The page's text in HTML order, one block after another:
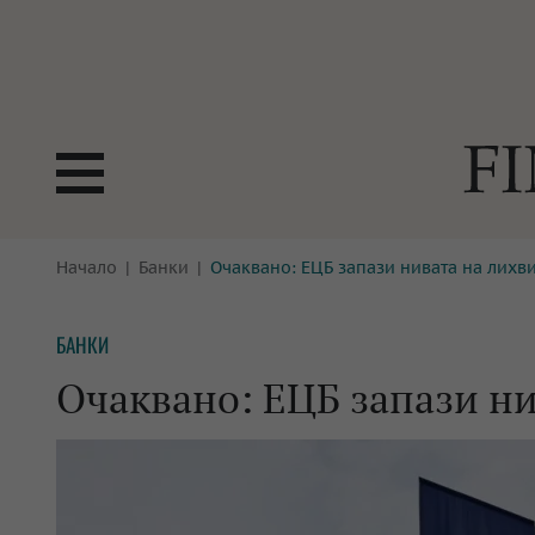
БОРСИ
КРИПТО
БАНКИ
ПАРИТЕ
ИМОТИ
Начало Банки Очаквано: ЕЦБ запази нивата на
БАНКИ
Очаквано: ЕЦБ запази